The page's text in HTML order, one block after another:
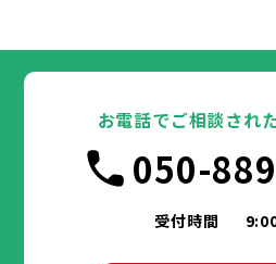
お電話でご相談され
050-
受付時間